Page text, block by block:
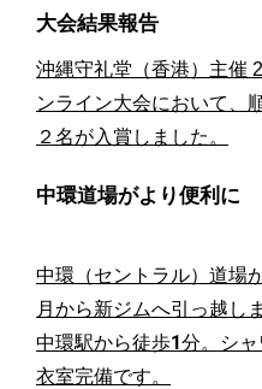
大会結果報告
沖縄守礼堂（香港）主催
ンライン大会において、
２名が入賞しました。
中環道場がより便利に
中環（セントラル）道場
月から新ジムへ引っ越し
中環駅から徒歩1分。シ
衣室完備です。